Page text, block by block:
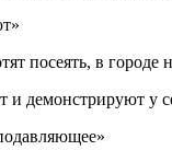
посеять, в городе
демонстрируют у